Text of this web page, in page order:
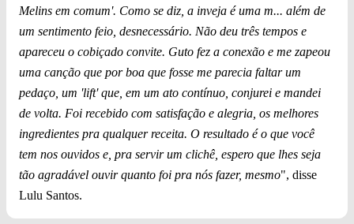
Melins em comum'. Como se diz, a inveja é uma m... além de
um sentimento feio, desnecessário. Não deu três tempos e
apareceu o cobiçado convite. Guto fez a conexão e me zapeou
uma canção que por boa que fosse me parecia faltar um
pedaço, um 'lift' que, em um ato contínuo, conjurei e mandei
de volta. Foi recebido com satisfação e alegria, os melhores
ingredientes pra qualquer receita. O resultado é o que você
tem nos ouvidos e, pra servir um clichê, espero que lhes seja
tão agradável ouvir quanto foi pra nós fazer, mesmo", disse
Lulu Santos.